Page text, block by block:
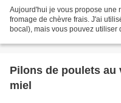
Aujourd'hui je vous propose une
fromage de chèvre frais. J'ai
bocal), mais vous pouvez utiliser
Pilons de poulets au
miel